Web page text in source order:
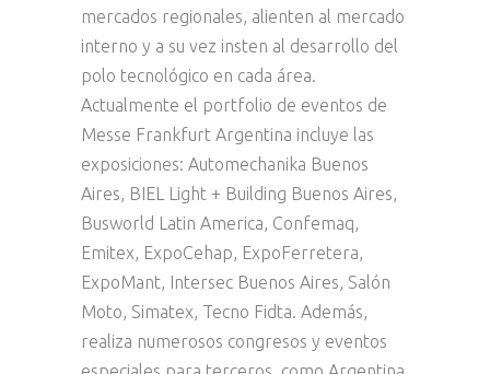
mercados regionales, alienten al mercado
interno y a su vez insten al desarrollo del
polo tecnológico en cada área.
Actualmente el portfolio de eventos de
Messe Frankfurt Argentina incluye las
exposiciones: Automechanika Buenos
Aires, BIEL Light + Building Buenos Aires,
Busworld Latin America, Confemaq,
Emitex, ExpoCehap, ExpoFerretera,
ExpoMant, Intersec Buenos Aires, Salón
Moto, Simatex, Tecno Fidta. Además,
realiza numerosos congresos y eventos